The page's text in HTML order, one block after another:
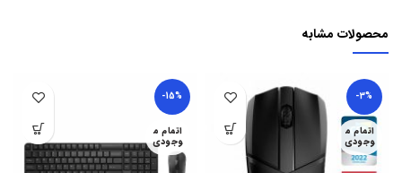
محصولات مشابه
-3%
اتمام م
وجودی
-15%
اتمام م
وجودی